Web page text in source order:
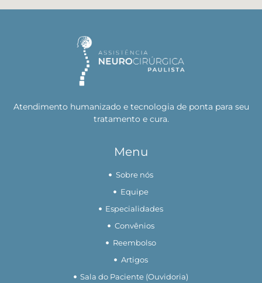
Atendimento humanizado e tecnologia de ponta para seu
tratamento e cura.
Menu
Sobre nós
Equipe
Especialidades
Convênios
Reembolso
Artigos
Sala do Paciente (Ouvidoria)